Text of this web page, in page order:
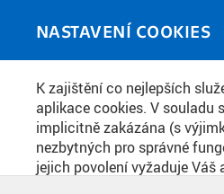
NASTAVENÍ COOKIES
K zajištění co nejlepších
aplikace cookies. V souladu
implicitně zakázána (s
nezbytných pro správné
jejich povolení vyžaduje Váš
MEDIATÉKA
PŘÍSPĚVKY
Aktivní filtry: